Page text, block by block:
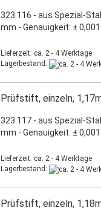
323.116 - aus Spezial-
mm - Genauigkeit: ±
Lieferzeit: ca. 2 - 4 Werktage
Lagerbestand:
Prüfstift, einzeln,
323.117 - aus Spezial-
mm - Genauigkeit: ±
Lieferzeit: ca. 2 - 4 Werktage
Lagerbestand:
Prüfstift, einzeln,